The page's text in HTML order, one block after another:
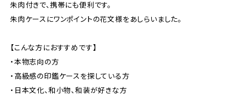
朱肉付きで、携帯にも便利です。
朱肉ケースにワンポイントの花文様をあしらいました。
【こんな方におすすめです】
・本物志向の方
・高級感の印鑑ケースを探している方
・日本文化、和小物、和装が好きな方